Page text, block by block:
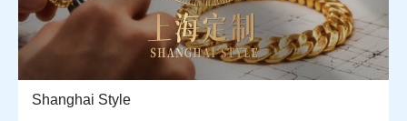
Shanghai Style